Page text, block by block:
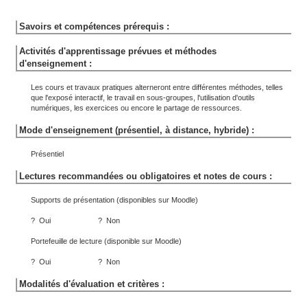
Savoirs et compétences prérequis :
Activités d'apprentissage prévues et méthodes
d'enseignement :
Les cours et travaux pratiques alterneront entre différentes méthodes, telles
que l'exposé interactif, le travail en sous-groupes, l'utilisation d'outils
numériques, les exercices ou encore le partage de ressources.
Mode d'enseignement (présentiel, à distance, hybride) :
Présentiel
Lectures recommandées ou obligatoires et notes de cours :
Supports de présentation (disponibles sur Moodle)
? Oui ? Non
Portefeuille de lecture (disponible sur Moodle)
? Oui ? Non
Modalités d'évaluation et critères :